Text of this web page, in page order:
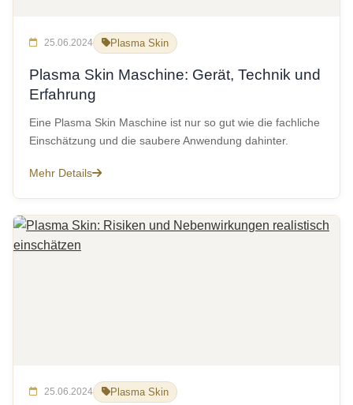
25.06.2024 Plasma Skin
Plasma Skin Maschine: Gerät, Technik und
Erfahrung
Eine Plasma Skin Maschine ist nur so gut wie die fachliche
Einschätzung und die saubere Anwendung dahinter.
Mehr Details
25.06.2024 Plasma Skin